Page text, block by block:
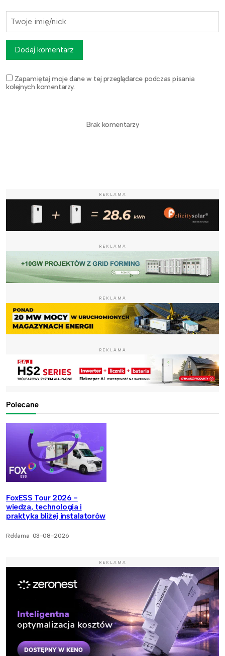
Zapamiętaj moje dane w tej przeglądarce podczas pisania
kolejnych komentarzy.
Dodaj komentarz
Brak komentarzy
REKLAMA
REKLAMA
REKLAMA
REKLAMA
Polecane
FoxESS Tour 2026 -
wiedza, technologia i
praktyka bliżej instalatorów
Reklama 03-08-2026
REKLAMA